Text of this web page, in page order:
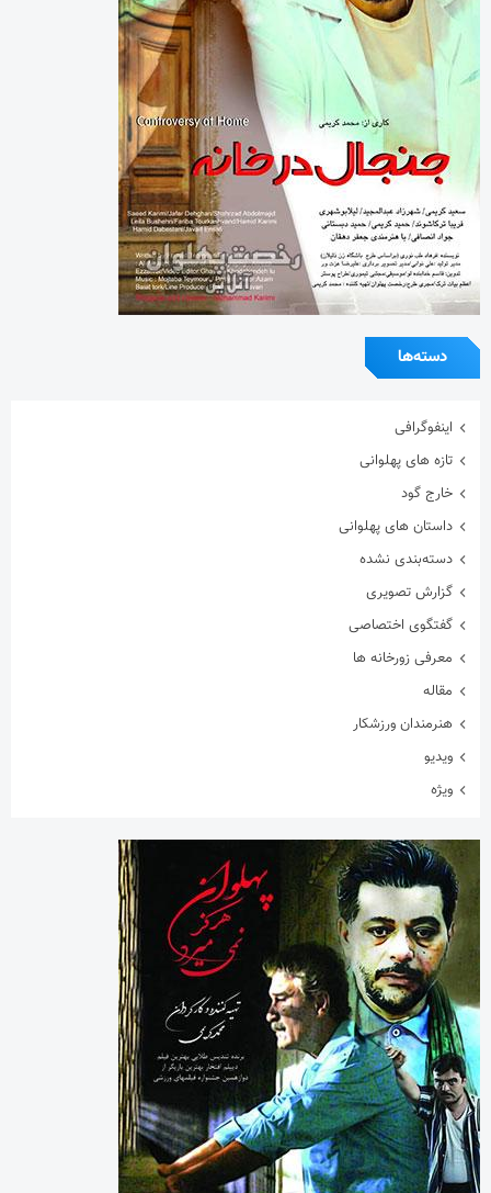
دسته‌ها
اینفوگرافی
تازه های پهلوانی
خارج گود
داستان های پهلوانی
دسته‌بندی نشده
گزارش تصویری
گفتگوی اختصاصی
معرفی زورخانه ها
مقاله
هنرمندان ورزشکار
ویدیو
ویژه